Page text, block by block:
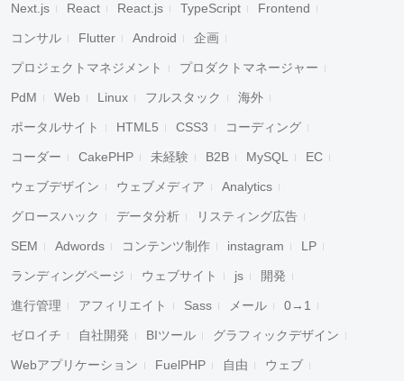
Next.js React React.js TypeScript Frontend
コンサル Flutter Android 企画
プロジェクトマネジメント プロダクトマネージャー
PdM Web Linux フルスタック 海外
ポータルサイト HTML5 CSS3 コーディング
コーダー CakePHP 未経験 B2B MySQL EC
ウェブデザイン ウェブメディア Analytics
グロースハック データ分析 リスティング広告
SEM Adwords コンテンツ制作 instagram LP
ランディングページ ウェブサイト js 開発
進行管理 アフィリエイト Sass メール 0→1
ゼロイチ 自社開発 BIツール グラフィックデザイン
Webアプリケーション FuelPHP 自由 ウェブ